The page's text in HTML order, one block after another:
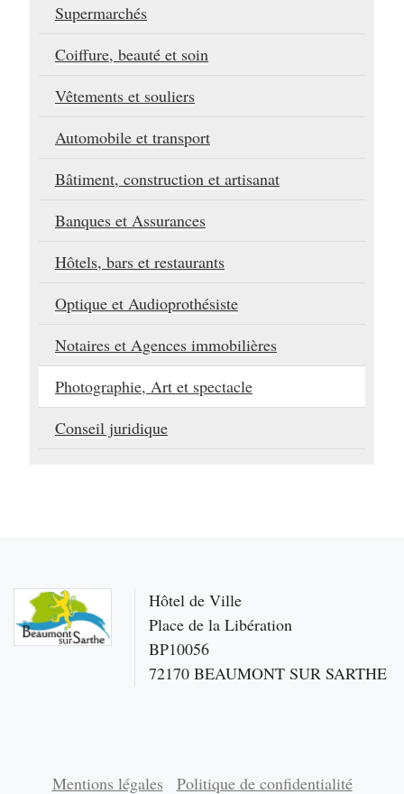
Supermarchés
Coiffure, beauté et soin
Vêtements et souliers
Automobile et transport
Bâtiment, construction et artisanat
Banques et Assurances
Hôtels, bars et restaurants
Optique et Audioprothésiste
Notaires et Agences immobilières
Photographie, Art et spectacle
Conseil juridique
Hôtel de Ville
Place de la Libération
BP10056
72170 BEAUMONT SUR SARTHE
Mentions légales Politique de confidentialité